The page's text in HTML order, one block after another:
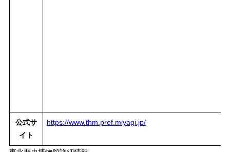
公式サ
イト
https://www.thm.pref.miyagi.jp/